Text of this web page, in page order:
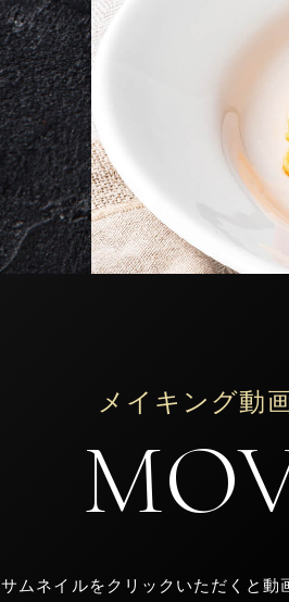
メイキング動
サムネイルをクリックいただくと動